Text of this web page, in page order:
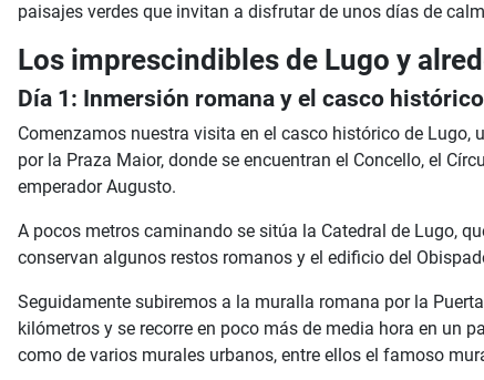
paisajes verdes que invitan a disfrutar de unos días de
Los imprescindibles de Lugo y
Día 1: Inmersión romana y el casco histórico
Comenzamos nuestra visita en el casco histórico de
por la Praza Maior, donde se encuentran el Concello, el
emperador Augusto.
A pocos metros caminando se sitúa la Catedral de Lugo,
conservan algunos restos romanos y el edificio del
Seguidamente subiremos a la muralla romana por la
kilómetros y se recorre en poco más de media hora en un
como de varios murales urbanos, entre ellos el famoso